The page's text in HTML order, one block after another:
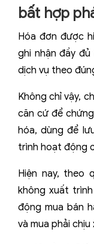
bất hợp
Hóa đơn được
ghi nhận đầy
dịch vụ theo
Không chỉ vậy,
căn cứ để
hóa, dùng để
trình hoạt động
Hiện nay, theo
không xuất
động mua bán
và mua phải